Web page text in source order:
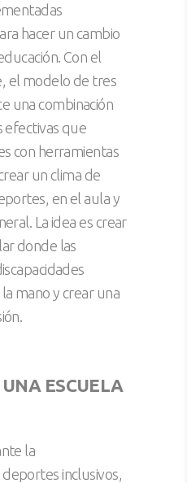
hacer un cambio
Con el
el modelo de tres
una combinación
efectivas que
con herramientas
un clima de
en el aula y
La idea es crear
donde las
mano y crear una
ESCUELA
la
inclusivos,